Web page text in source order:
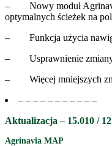
– Nowy moduł
optymalnych ścieżek na
– Funkcja użycia
– Usprawnienie
– Więcej mniejszych
– – – – – – – – – – –
Aktualizacja– 15.010 / 12
Agrinavia MAP